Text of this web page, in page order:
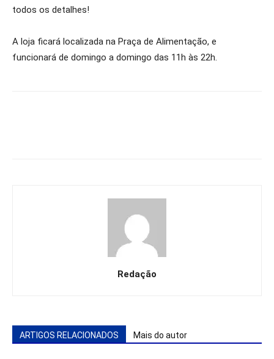
todos os detalhes!
A loja ficará localizada na Praça de Alimentação, e
funcionará de domingo a domingo das 11h às 22h.
Redação
ARTIGOS RELACIONADOS Mais do autor